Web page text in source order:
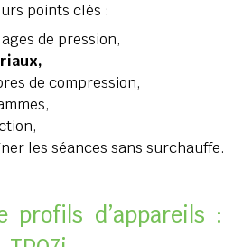
points clés :
de pression,
de compression,
les séances sans surchauffe.
profils d’appareils :